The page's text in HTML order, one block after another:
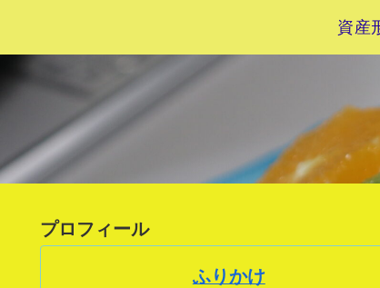
資産
プロフィール
ふりかけ